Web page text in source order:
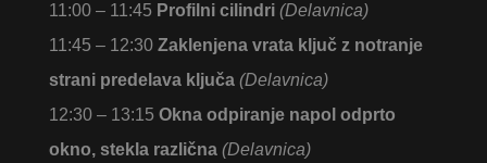
11:00 – 11:45 Profilni cilindri (Delavnica)
11:45 – 12:30 Zaklenjena vrata ključ z notranje
strani predelava ključa (Delavnica)
12:30 – 13:15 Okna odpiranje napol odprto
okno, stekla različna (Delavnica)